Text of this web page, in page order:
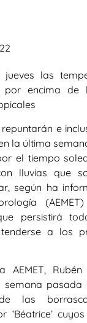
las
por encima
e
la última
el tiempo
lluvias que
según ha
persistirá
a los
AEMET,
pasada
las
‘Béatrice’